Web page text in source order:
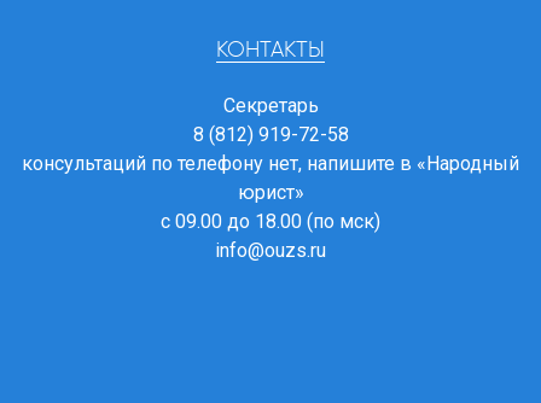
КОНТАКТЫ
Секретарь
8 (812) 919-72-58
консультаций по телефону нет, напишите в «Народный
юрист»
с 09.00 до 18.00 (по мск)
info@ouzs.ru